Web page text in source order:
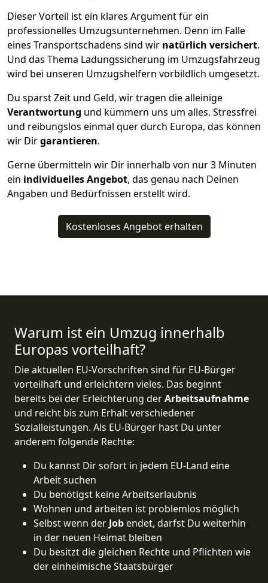
Dieser Vorteil ist ein klares Argument für ein
professionelles Umzugsunternehmen. Denn im Falle
eines Transportschadens sind wir natürlich versichert.
Und das Thema Ladungssicherung im Umzugsfahrzeug
wird bei unseren Umzugshelfern vorbildlich umgesetzt.
Du sparst Zeit und Geld, wir tragen die alleinige
Verantwortung und kümmern uns um alles. Stressfrei
und reibungslos einmal quer durch Europa, das können
wir Dirgarantieren.
Gerne übermitteln wir Dir innerhalb von nur3 Minuten
ein individuelles Angebot, das genau nach Deinen
Angaben und Bedürfnissen erstellt wird.
Kostenloses Angebot erhalten
Warum ist ein Umzug innerhalb
Europas vorteilhaft?
Die aktuellen EU-Vorschriften sind für EU-Bürger
vorteilhaft und erleichtern vieles. Das beginnt
bereits bei der Erleichterung derArbeitsaufnahme
und reicht bis zum Erhalt verschiedener
Sozialleistungen. Als EU-Bürger hast Du unter
anderem folgende Rechte:
Du kannst Dir sofort in jedem EU-Land eine
Arbeit suchen
Du benötigst keine Arbeitserlaubnis
Wohnen und arbeiten ist problemlos möglich
Selbst wenn der Job endet, darfst Du weiterhin
in der neuen Heimat bleiben
Du besitzt die gleichen Rechte und Pflichten wie
der einheimische Staatsbürger